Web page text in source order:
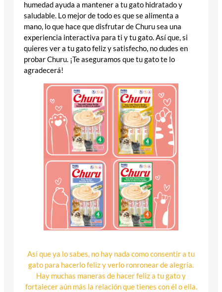
humedad ayuda a mantener a tu gato hidratado y
saludable. Lo mejor de todo es que se alimenta a
mano, lo que hace que disfrutar de Churu sea una
experiencia interactiva para ti y tu gato. Así que, si
quieres ver a tu gato feliz y satisfecho, no dudes en
probar Churu. ¡Te aseguramos que tu gato te lo
agradecerá!
Así que ya lo sabes, no hay nada como consentir a tu
gato para hacerlo feliz y verlo ronronear de alegría.
Hay muchas maneras de hacer feliz a tu gato y
fortalecer aún más la relación que tienes con él o ella.